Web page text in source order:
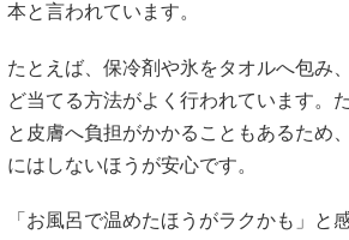
本と言われています。
たとえば、保冷剤や氷をタオルへ包み
ど当てる方法がよく行われています。
と皮膚へ負担がかかることもあるため
にはしないほうが安心です。
「お風呂で温めたほうがラクかも」と